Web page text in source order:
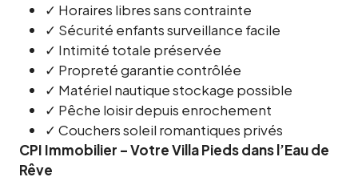
✓ Horaires libres sans contrainte
✓ Sécurité enfants surveillance facile
✓ Intimité totale préservée
✓ Propreté garantie contrôlée
✓ Matériel nautique stockage possible
✓ Pêche loisir depuis enrochement
✓ Couchers soleil romantiques privés
CPI Immobilier – Votre Villa Pieds dans l’Eau de
Rêve